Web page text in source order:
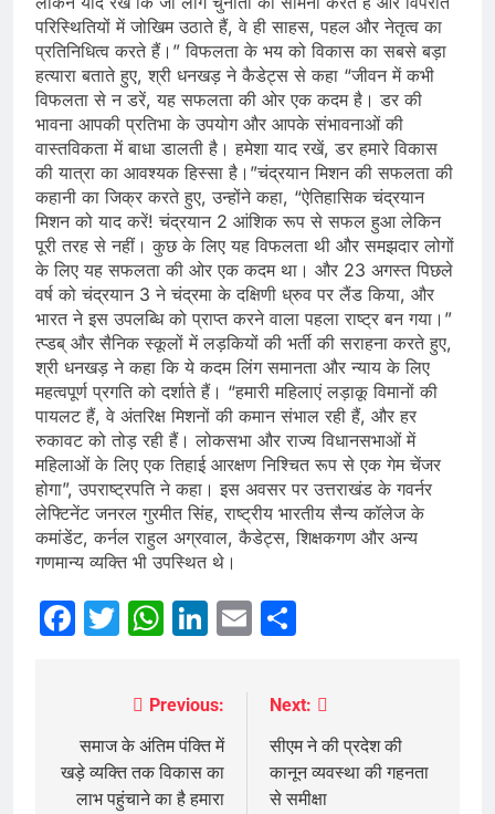
परिस्थितियों में जोखिम उठाते हैं, वे ही साहस, पहल और नेतृत्व का
प्रतिनिधित्व करते हैं।” विफलता के भय को विकास का सबसे बड़ा
हत्यारा बताते हुए, श्री धनखड़ ने कैडेट्स से कहा “जीवन में कभी
विफलता से न डरें, यह सफलता की ओर एक कदम है। डर की
भावना आपकी प्रतिभा के उपयोग और आपके संभावनाओं की
वास्तविकता में बाधा डालती है। हमेशा याद रखें, डर हमारे विकास
की यात्रा का आवश्यक हिस्सा है।”चंद्रयान मिशन की सफलता की
कहानी का जिक्र करते हुए, उन्होंने कहा, “ऐतिहासिक चंद्रयान
मिशन को याद करें! चंद्रयान 2 आंशिक रूप से सफल हुआ लेकिन
पूरी तरह से नहीं। कुछ के लिए यह विफलता थी और समझदार लोगों
के लिए यह सफलता की ओर एक कदम था। और 23 अगस्त पिछले
वर्ष को चंद्रयान 3 ने चंद्रमा के दक्षिणी ध्रुव पर लैंड किया, और
भारत ने इस उपलब्धि को प्राप्त करने वाला पहला राष्ट्र बन गया।”
त्प्डब् और सैनिक स्कूलों में लड़कियों की भर्ती की सराहना करते हुए,
श्री धनखड़ ने कहा कि ये कदम लिंग समानता और न्याय के लिए
महत्वपूर्ण प्रगति को दर्शाते हैं। “हमारी महिलाएं लड़ाकू विमानों की
पायलट हैं, वे अंतरिक्ष मिशनों की कमान संभाल रही हैं, और हर
रुकावट को तोड़ रही हैं। लोकसभा और राज्य विधानसभाओं में
महिलाओं के लिए एक तिहाई आरक्षण निश्चित रूप से एक गेम चेंजर
होगा”, उपराष्ट्रपति ने कहा। इस अवसर पर उत्तराखंड के गवर्नर
लेफ्टिनेंट जनरल गुरमीत सिंह, राष्‍ट्रीय भारतीय सैन्य कॉलेज के
कमांडेंट, कर्नल राहुल अग्रवाल, कैडेट्स, शिक्षकगण और अन्य
गणमान्य व्यक्ति भी उपस्थित थे।
Facebook
Twitter
WhatsApp
LinkedIn
Email
navigation
Previous:
समाज के अंतिम पंक्ति में
खड़े व्यक्ति तक विकास का
लाभ पहुंचाने का है हमारा
Next:
सीएम ने की प्रदेश की
कानून व्यवस्था की गहनता
से समीक्षा